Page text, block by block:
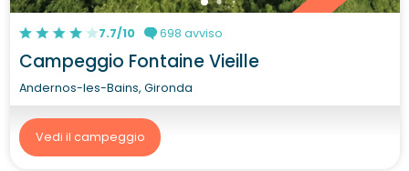
7.7/10 698 avviso
Campeggio Fontaine Vieille
Andernos-les-Bains, Gironda
Vedi il campeggio